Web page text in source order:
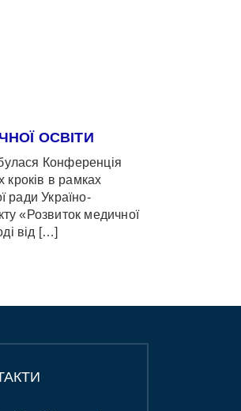
ОСВІТИ
Конференція
кроків в рамках
ради Україно-
«Розвиток медичної
від […]